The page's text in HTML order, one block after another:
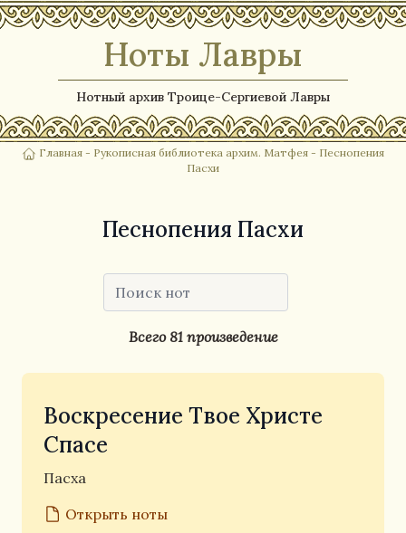
Ноты Лавры
Нотный архив Троице-Сергиевой Лавры
Главная - Рукописная библиотека архим. Матфея - Песнопения
Пасхи
Песнопения Пасхи
Всего 81 произведение
Воскресение Твое Христе
Спасе
Пасха
Открыть ноты